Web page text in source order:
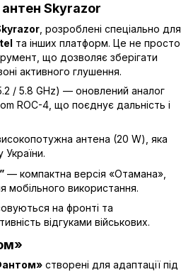
Skyrazor
, розроблені спеціально для
та інших платформ. Це не просто
що дозволяє зберігати
активного глушення.
/ 5.8 GHz) — оновлений аналог
ROC-4, що поєднує дальність і
антена (20 W), яка
України.
— компактна версія «Отамана»,
мобільного використання.
на фронті та
відгуками військових.
створені для адаптації під